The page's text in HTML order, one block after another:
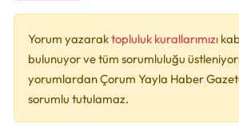
Yorum yazaraktopluluk kurallarımızı
bulunuyor ve tüm sorumluluğu
yorumlardan Çorum Yayla Haber
sorumlu tutulamaz.